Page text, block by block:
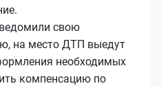
свою
на место ДТП выедут
необходимых
компенсацию по